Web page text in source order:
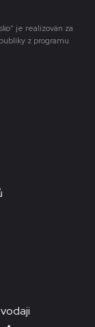
je realizován za
z programu